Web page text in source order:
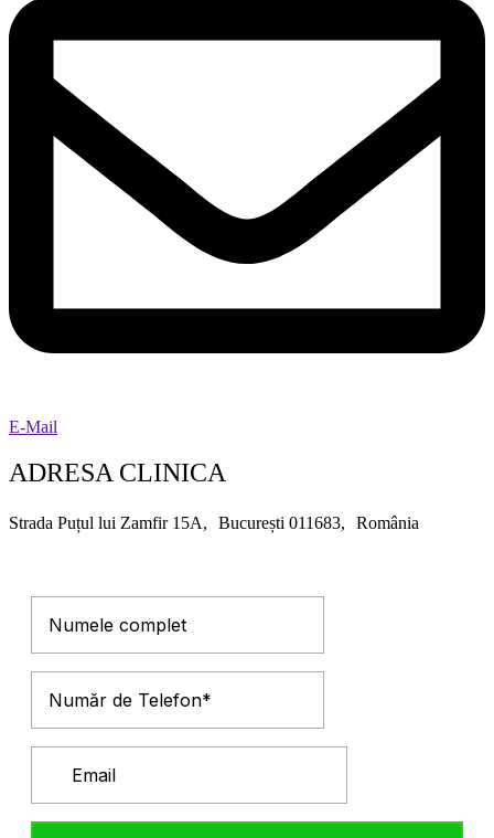
E-Mail
ADRESA CLINICA
Strada Puțul lui Zamfir 15A, București 011683, România